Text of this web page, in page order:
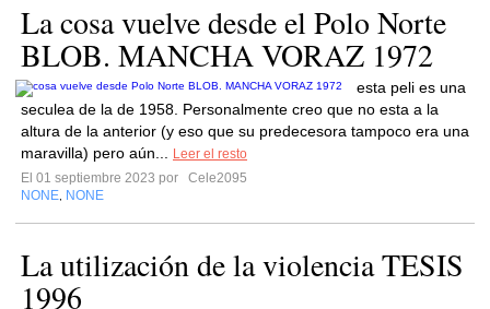
La cosa vuelve desde el Polo Norte
BLOB. MANCHA VORAZ 1972
esta peli es una
seculea de la de 1958. Personalmente creo que no esta a la
altura de la anterior (y eso que su predecesora tampoco era una
maravilla) pero aún...
Leer el resto
El 01 septiembre 2023 por
Cele2095
NONE NONE
La utilización de la violencia TESIS
1996